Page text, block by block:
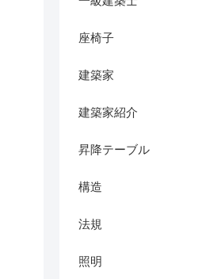
座椅子
建築家
建築家紹介
昇降テーブル
構造
法規
照明